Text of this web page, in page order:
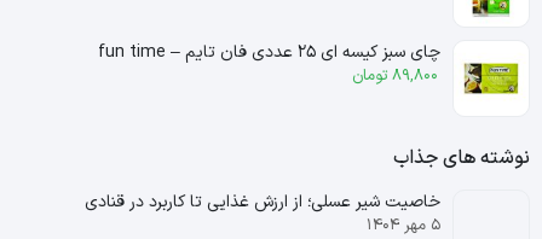
چای سبز کیسه ای ۲۵ عددی فان تایم – fun time
89,800 تومان
نوشته های جذاب
خاصیت شیر عسلی؛ از ارزش غذایی تا کاربرد در قنادی
۵ مهر ۱۴۰۴